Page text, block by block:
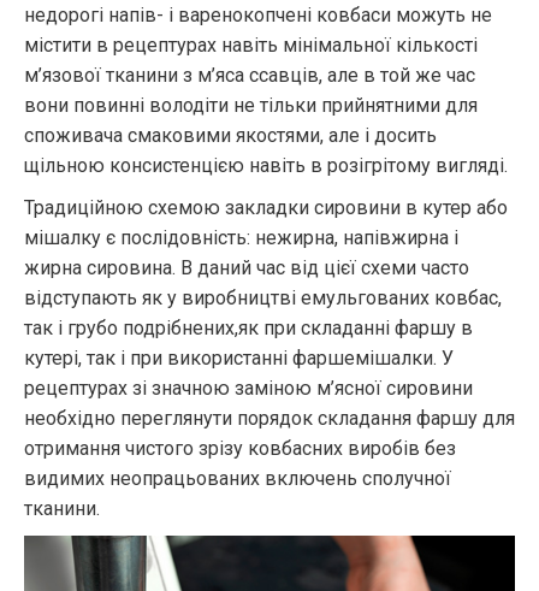
недорогі напів- і варенокопчені ковбаси можуть не
містити в рецептурах навіть мінімальної кількості
м’язової тканини з м’яса ссавців, але в той же час
вони повинні володіти не тільки прийнятними для
споживача смаковими якостями, але і досить
щільною консистенцією навіть в розігрітому вигляді.
Традиційною схемою закладки сировини в кутер або
мішалку є послідовність: нежирна, напівжирна і
жирна сировина. В даний час від цієї схеми часто
відступають як у виробництві емульгованих ковбас,
так і грубо подрібнених,як при складанні фаршу в
кутері, так і при використанні фаршемішалки. У
рецептурах зі значною заміною м’ясної сировини
необхідно переглянути порядок складання фаршу для
отримання чистого зрізу ковбасних виробів без
видимих неопрацьованих включень сполучної
тканини.